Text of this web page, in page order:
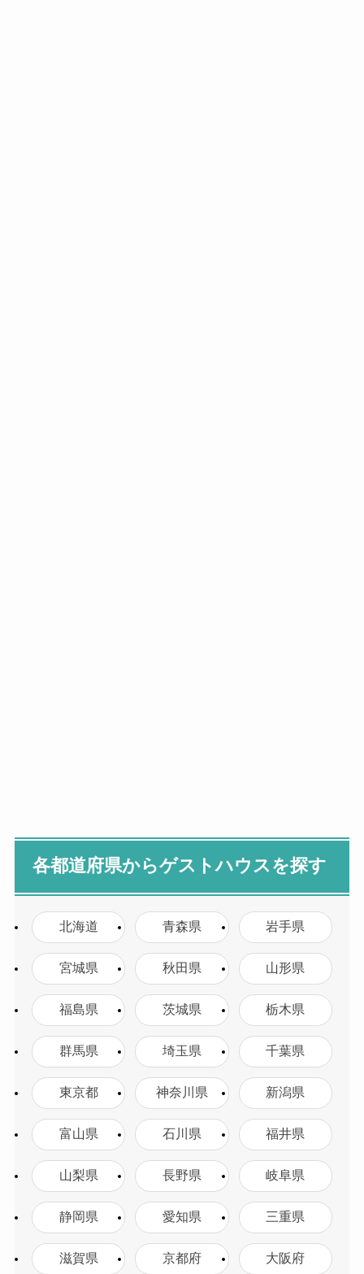
各都道府県からゲストハウスを探す
北海道 青森県 岩手県
宮城県 秋田県 山形県
福島県 茨城県 栃木県
群馬県 埼玉県 千葉県
東京都 神奈川県 新潟県
富山県 石川県 福井県
山梨県 長野県 岐阜県
静岡県 愛知県 三重県
滋賀県 京都府 大阪府